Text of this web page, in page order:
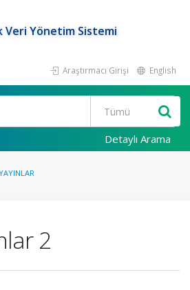
Veri Yönetim Sistemi
Araştırmacı Girişi English
Detaylı Arama
2